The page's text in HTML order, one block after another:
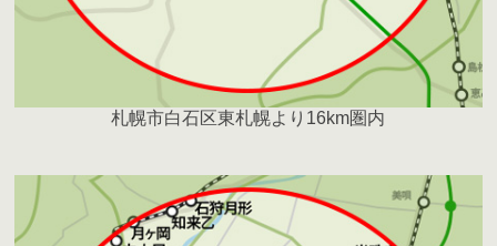
札幌市白石区東札幌より16km圏内